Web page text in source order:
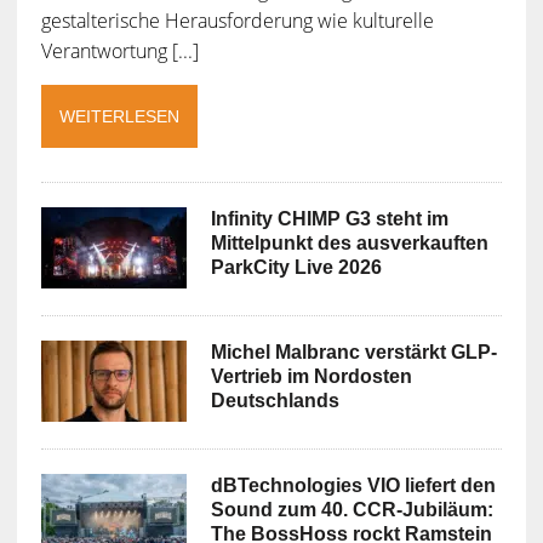
gestalterische Herausforderung wie kulturelle
Verantwortung [...]
WEITERLESEN
Infinity CHIMP G3 steht im
Mittelpunkt des ausverkauften
ParkCity Live 2026
Michel Malbranc verstärkt GLP-
Vertrieb im Nordosten
Deutschlands
dBTechnologies VIO liefert den
Sound zum 40. CCR-Jubiläum:
The BossHoss rockt Ramstein